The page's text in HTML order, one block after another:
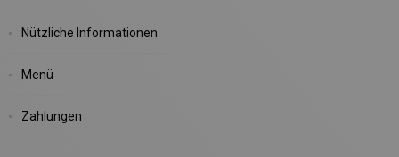
Nützliche Informationen
Menü
Zahlungen